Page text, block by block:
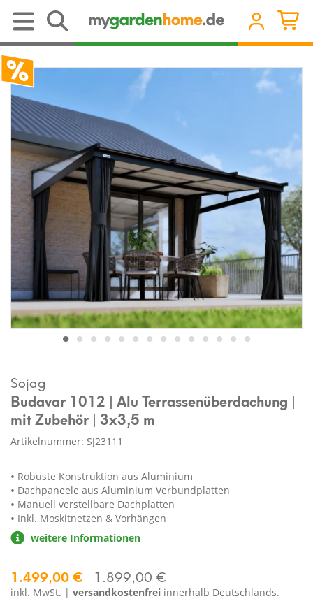
Sojag
Budavar 1012 | Alu Terrassenüberdachung |
mit Zubehör | 3x3,5 m
Artikelnummer: SJ23111
Robuste Konstruktion aus Aluminium
Dachpaneele aus Aluminium Verbundplatten
Manuell verstellbare Dachplatten
Inkl. Moskitnetzen & Vorhängen
weitere Informationen
1.499,00 € 1.899,00 €
inkl. MwSt. | versandkostenfrei innerhalb Deutschlands.